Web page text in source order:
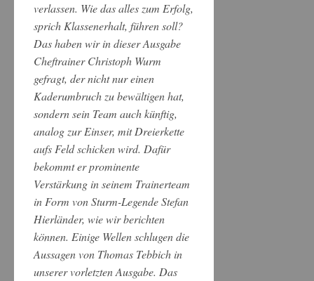
verlassen. Wie das alles zum Erfolg,
sprich Klassenerhalt, führen soll?
Das haben wir in dieser Ausgabe
Cheftrainer Christoph Wurm
gefragt, der nicht nur einen
Kaderumbruch zu bewältigen hat,
sondern sein Team auch künftig,
analog zur Einser, mit Dreierkette
aufs Feld schicken wird. Dafür
bekommt er prominente
Verstärkung in seinem Trainerteam
in Form von Sturm-Legende Stefan
Hierländer, wie wir berichten
können. Einige Wellen schlugen die
Aussagen von Thomas Tebbich in
unserer vorletzten Ausgabe. Das